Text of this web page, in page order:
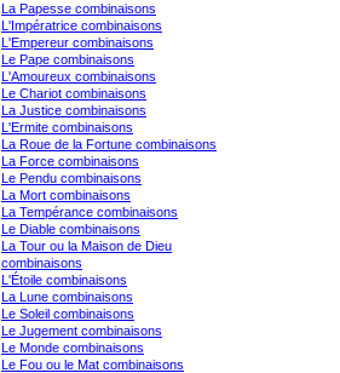
La Papesse combinaisons
L'Impératrice combinaisons
L'Empereur combinaisons
Le Pape combinaisons
L'Amoureux combinaisons
Le Chariot combinaisons
La Justice combinaisons
L'Ermite combinaisons
La Roue de la Fortune combinaisons
La Force combinaisons
Le Pendu combinaisons
La Mort combinaisons
La Tempérance combinaisons
Le Diable combinaisons
La Tour ou la Maison de Dieu
combinaisons
L'Étoile combinaisons
La Lune combinaisons
Le Soleil combinaisons
Le Jugement combinaisons
Le Monde combinaisons
Le Fou ou le Mat combinaisons